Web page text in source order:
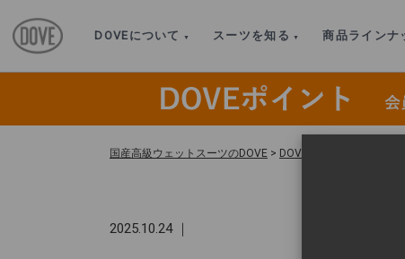
DOVEについて スーツを知る 商品ラインナ
国産高級ウェットスーツのDOVE > DOVEオリジナル HOT
2025.10.24 ｜